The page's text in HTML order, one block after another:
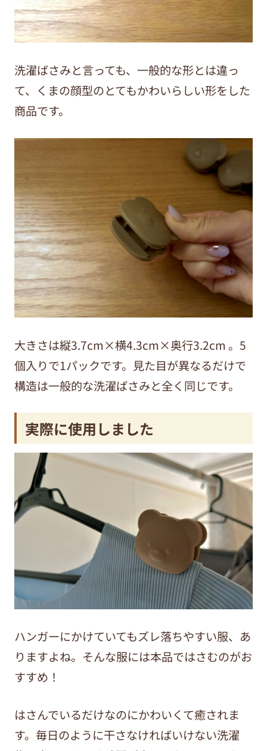
洗濯ばさみと言っても、一般的な形とは違っ
て、くまの顔型のとてもかわいらしい形をした
商品です。
大きさは縦3.7cm×横4.3cm×奥行3.2cm 。5
個入りで1パックです。 見た目が異なるだけで
構造は一般的な洗濯ばさみと全く同じです。
実際に使用しました
ハンガーにかけていてもズレ落ちやすい服、あ
りますよね。 そんな服には本品ではさむのがお
すすめ！
はさんでいるだけなのにかわいくて癒されま
す。 毎日のように干さなければいけない洗濯